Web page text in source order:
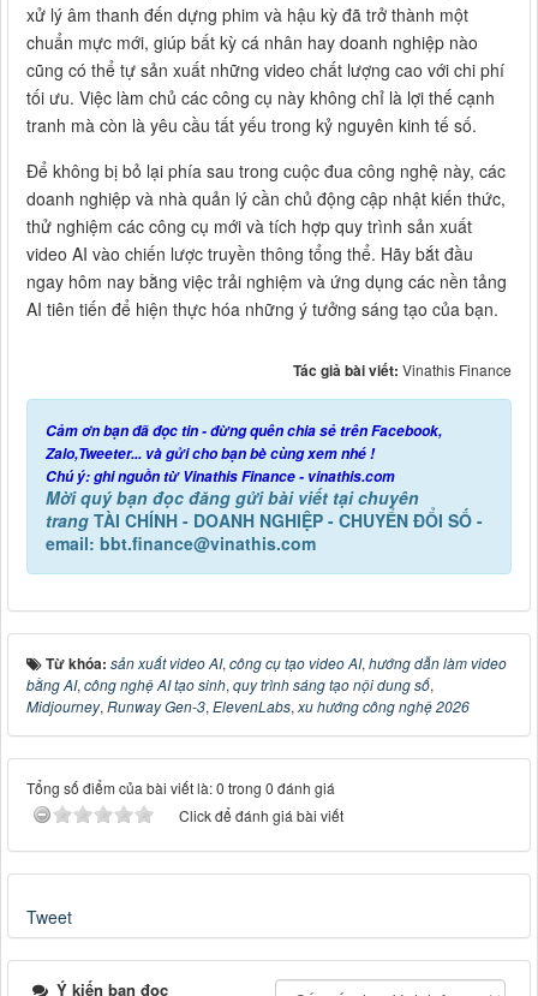
xử lý âm thanh đến dựng phim và hậu kỳ đã trở thành một
chuẩn mực mới, giúp bất kỳ cá nhân hay doanh nghiệp nào
cũng có thể tự sản xuất những video chất lượng cao với chi phí
tối ưu. Việc làm chủ các công cụ này không chỉ là lợi thế cạnh
tranh mà còn là yêu cầu tất yếu trong kỷ nguyên kinh tế số.
Để không bị bỏ lại phía sau trong cuộc đua công nghệ này, các
doanh nghiệp và nhà quản lý cần chủ động cập nhật kiến thức,
thử nghiệm các công cụ mới và tích hợp quy trình sản xuất
video AI vào chiến lược truyền thông tổng thể. Hãy bắt đầu
ngay hôm nay bằng việc trải nghiệm và ứng dụng các nền tảng
AI tiên tiến để hiện thực hóa những ý tưởng sáng tạo của bạn.
Tác giả bài viết: Vinathis Finance
Cảm ơn bạn đã đọc tin - đừng quên chia sẻ trên Facebook,
Zalo,Tweeter... và gửi cho bạn bè cùng xem nhé !
Chú ý: ghi nguồn từ Vinathis Finance - vinathis.com
Mời quý bạn đọc đăng gửi bài viết tại chuyên
trang TÀI CHÍNH - DOANH NGHIỆP - CHUYỂN ĐỔI SỐ -
email: bbt.finance@vinathis.com
Từ khóa: sản xuất video AI, công cụ tạo video AI, hướng dẫn làm video
bằng AI, công nghệ AI tạo sinh, quy trình sáng tạo nội dung số,
Midjourney, Runway Gen-3, ElevenLabs, xu hướng công nghệ 2026
Tổng số điểm của bài viết là: 0 trong 0 đánh giá
Click để đánh giá bài viết
Tweet
Ý kiến bạn đọc